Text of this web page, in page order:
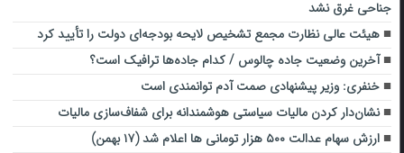
جناحی غرق نشد
هیئت عالی نظارت مجمع تشخیص لایحه بودجه‌ای دولت را تأیید کرد
آخرین وضعیت جاده چالوس / کدام جاده‌ها ترافیک است؟
خنفری: وزیر پیشنهادی صمت آدم توانمندی است
نشان‌دار کردن مالیات سیاستی هوشمندانه برای شفاف‌سازی مالیات
ارزش سهام عدالت ۵۰۰ هزار تومانی ها اعلام شد (۱۷ بهمن)